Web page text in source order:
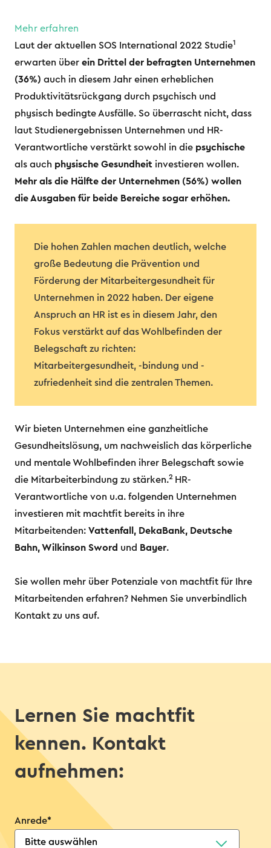
Mehr erfahren
Laut der aktuellen SOS International 2022 Studie1
erwarten über ein Drittel der befragten Unternehmen
(36%) auch in diesem Jahr einen erheblichen
Produktivitätsrückgang durch psychisch und
physisch bedingte Ausfälle. So überrascht nicht, dass
laut Studienergebnissen Unternehmen und HR-
Verantwortliche verstärkt sowohl in die psychische
als auch physische Gesundheit investieren wollen.
Mehr als die Hälfte der Unternehmen (56%) wollen
die Ausgaben für beide Bereiche sogar erhöhen.
Die hohen Zahlen machen deutlich, welche
große Bedeutung die Prävention und
Förderung der Mitarbeitergesundheit für
Unternehmen in 2022 haben. Der eigene
Anspruch an HR ist es in diesem Jahr, den
Fokus verstärkt auf das Wohlbefinden der
Belegschaft zu richten:
Mitarbeitergesundheit, -bindung und -
zufriedenheit sind die zentralen Themen.
Wir bieten Unternehmen eine ganzheitliche
Gesundheitslösung, um nachweislich das körperliche
und mentale Wohlbefinden ihrer Belegschaft sowie
die Mitarbeiterbindung zu stärken.2 HR-
Verantwortliche von u.a. folgenden Unternehmen
investieren mit machtfit bereits in ihre
Mitarbeitenden: Vattenfall, DekaBank, Deutsche
Bahn, Wilkinson Sword und Bayer.
Sie wollen mehr über Potenziale von machtfit für Ihre
Mitarbeitenden erfahren? Nehmen Sie unverbindlich
Kontakt zu uns auf.
Lernen Sie machtfit
kennen. Kontakt
aufnehmen:
Anrede*